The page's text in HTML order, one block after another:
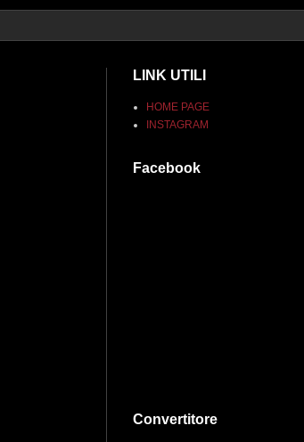
LINK UTILI
HOME PAGE
INSTAGRAM
Facebook
Convertitore